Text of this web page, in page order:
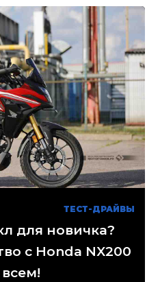
ТЕСТ-ДРАЙВЫ
для новичка?
с Honda NX200